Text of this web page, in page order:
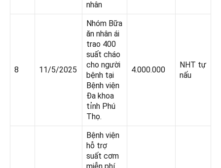
nhân
8 11/5/2025
Nhóm Bữa
ăn nhân ái
trao 400
suất cháo
cho người
bệnh tại
Bệnh viện
Đa khoa
tỉnh Phú
Thọ.
4.000.000
NHT tự
nấu
Bệnh viện
hỗ trợ
suất cơm